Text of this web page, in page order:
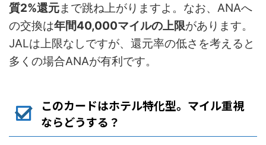
質2%還元まで跳ね上がりますよ。なお、ANAへ
の交換は年間40,000マイルの上限があります。
JALは上限なしですが、還元率の低さを考えると
多くの場合ANAが有利です。
このカードはホテル特化型。マイル重視
ならどうする？